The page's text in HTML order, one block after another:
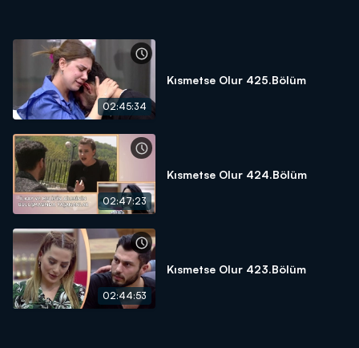
02:45:34
Kısmetse Olur 425.Bölüm
02:47:23
Kısmetse Olur 424.Bölüm
02:44:53
Kısmetse Olur 423.Bölüm